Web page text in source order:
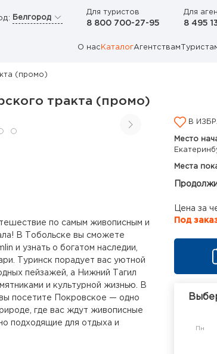
Белгород
Для туристов
8 800 700-27-95
Для
8 495
О нас КаталогАгентствам
(промо)
тракта (промо)
по самым живописным и
В Тобольске вы сможете
и узнать о богатом наследии,
Туринск порадует вас уютной
пейзажей, а Нижний Тагил
и культурной жизнью. В
посетите Покровское — одно
где вас ждут живописные
подходящие для отдыха и
В
Место
Места
Цена за
Под
Пн